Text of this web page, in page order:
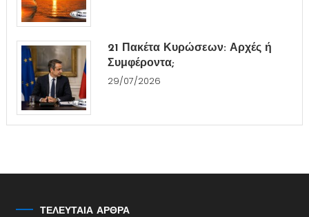
21 Πακέτα Κυρώσεων: Αρχές ή
Συμφέροντα;
29/07/2026
ΤΕΛΕΥΤΑΙΑ ΑΡΘΡΑ